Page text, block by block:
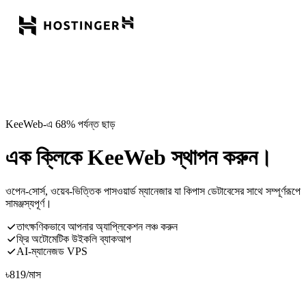
KeeWeb-এ 68% পর্যন্ত ছাড়
এক ক্লিকে KeeWeb স্থাপন করুন।
ওপেন-সোর্স, ওয়েব-ভিত্তিক পাসওয়ার্ড ম্যানেজার যা কিপাস ডেটাবেসের সাথে সম্পূর্ণরূপে
সামঞ্জস্যপূর্ণ।
তাৎক্ষণিকভাবে আপনার অ্যাপ্লিকেশন লঞ্চ করুন
ফ্রি অটোমেটিক উইকলি ব্যাকআপ
AI-ম্যানেজড VPS
৳819/মাস